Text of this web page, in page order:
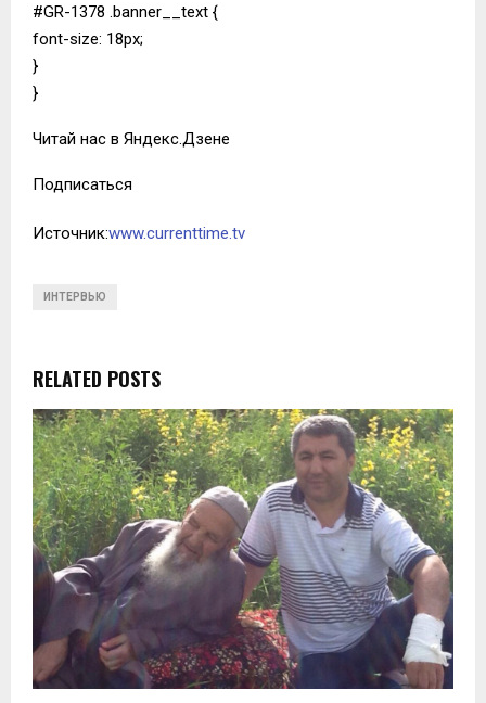
#GR-1378 .banner__text {
font-size: 18px;
}
}
Читай нас в Яндекс.Дзене
Подписаться
Источник:www.currenttime.tv
ИНТЕРВЬЮ
RELATED POSTS